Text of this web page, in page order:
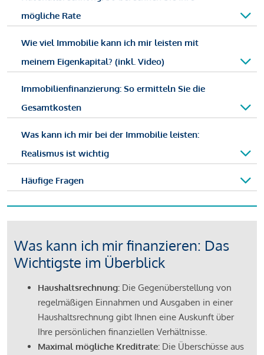
mögliche Rate
Wie viel Immobilie kann ich mir leisten mit
meinem Eigenkapital? (inkl. Video)
Immobilienfinanzierung: So ermitteln Sie die
Gesamtkosten
Was kann ich mir bei der Immobilie leisten:
Realismus ist wichtig
Häufige Fragen
Was kann ich mir finanzieren: Das
Wichtigste im Überblick
Haushaltsrechnung: Die Gegenüberstellung von
regelmäßigen Einnahmen und Ausgaben in einer
Haushaltsrechnung gibt Ihnen eine Auskunft über
Ihre persönlichen finanziellen Verhältnisse.
Maximal mögliche Kreditrate: Die Überschüsse aus